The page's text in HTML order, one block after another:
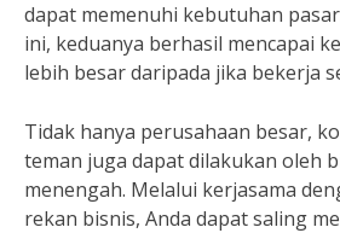
dapat memenuhi kebutuhan
ini, keduanya berhasil mencapai
lebih besar daripada jika bekerja
Tidak hanya perusahaan besar,
teman juga dapat dilakukan oleh
menengah. Melalui kerjasama
rekan bisnis, Anda dapat saling